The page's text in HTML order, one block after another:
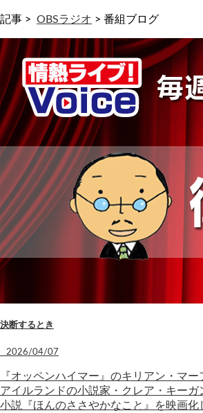
記事 > OBSラジオ > 番組ブログ
決断するとき
2026/04/07
『オッペンハイマー』のキリアン・マー
アイルランドの小説家・クレア・キーガ
小説『ほんのささやかなこと』を映画